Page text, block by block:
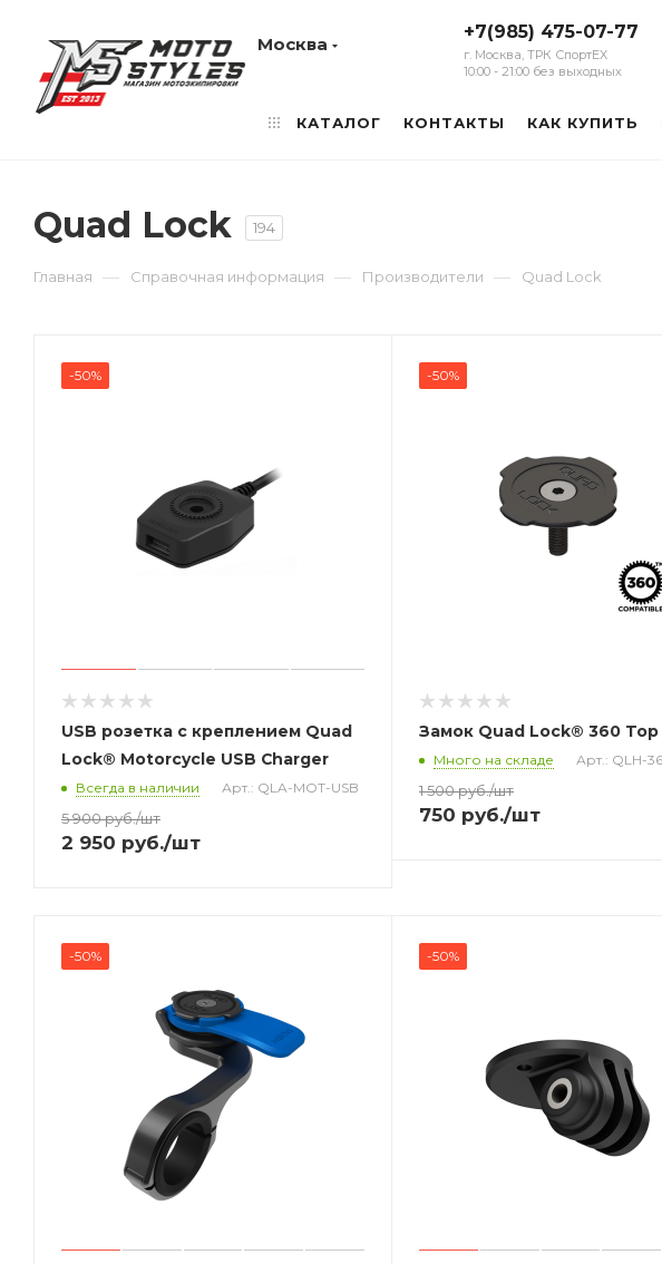
Москва
+7(985) 475-07-77
г. Москва, ТРК СпортЕХ
10:00 - 21:00 без выходных
КАТАЛОГ КОНТАКТЫ КАК КУПИТЬ
Quad Lock 194
Главная — Справочная информация — Производители — Quad Lock
-50%
USB розетка c креплением Quad
Lock® Motorcycle USB Charger
Всегда в наличии Арт.: QLA-MOT-USB
5 900руб./шт
2 950 руб./шт
-50%
Замок Quad Lock® 360 Top
Много на складе Арт.: QLH-
1 500руб./шт
750 руб./шт
-50% -50%